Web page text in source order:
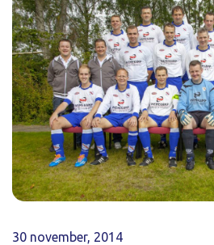
30 november, 2014